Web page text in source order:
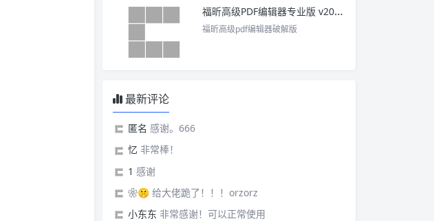
福昕高级PDF编辑器专业版 v2025 中文激活版
福昕高级pdf编辑器破解版
最新评论
匿名 感谢。666
忆 非常棒！
1 感谢
❀🤫 给大佬跪了！！！orzorz
小东东 非常感谢！可以正常使用